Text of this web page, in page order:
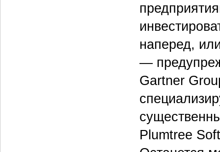
наперед,
—
Gartner
Plumtree